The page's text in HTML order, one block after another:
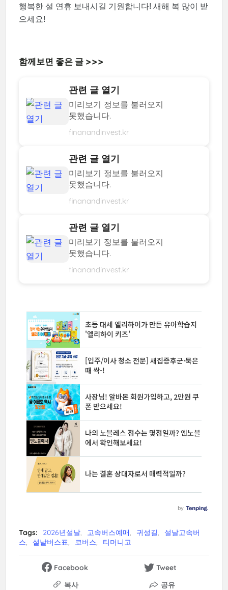
행복한 설 연휴 보내시길 기원합니다! 새해 복 많이 받
으세요!
함께보면 좋은 글 >>>
관련 글 열기
미리보기 정보를 불러오지
못했습니다.
finanandinvest.kr
관련 글 열기
미리보기 정보를 불러오지
못했습니다.
finanandinvest.kr
관련 글 열기
미리보기 정보를 불러오지
못했습니다.
finanandinvest.kr
Tags: 2026년설날 고속버스예매 귀성길
설날고속버
스
설날버스표 코버스 티머니고
Facebook
Tweet
복사
공유